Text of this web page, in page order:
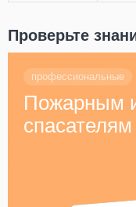
Проверьте
профессиональные
Пожарным
спасателям